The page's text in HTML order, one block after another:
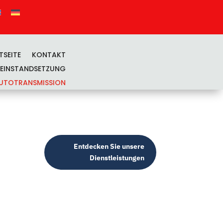
KONTAKT
Entdecken Sie unsere
Dienstleistungen